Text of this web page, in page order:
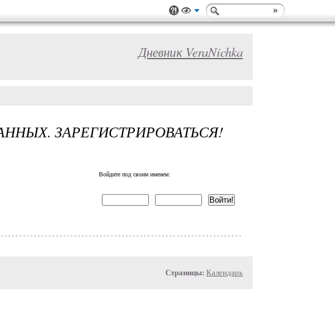
Дневник VeraNichka
ЗАРЕГИСТРИРОВАТЬСЯ!
Войдите под своим именем:
Страницы: Календарь